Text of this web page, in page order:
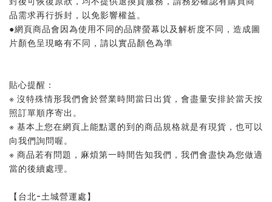
品需求再行拆封，以免影響權益。
●網頁商品會因為使用不同的品牌螢幕以及解析度不同，造成圖
片顏色呈現略有不同，請以實品顏色為準
貼心提醒：
※ 沒特殊情形我們會於營業時間當日出貨，會盡量安排於當天按
照訂單順序寄出。
※ 基本上您在網頁上能點選的到的商品規格就是有現貨，也可以
向我們詢問喔。
※ 商品若有問題，麻煩第一時間告知我們，我們會盡快為您做適
當的後續處理。
【台北-土城營運處】